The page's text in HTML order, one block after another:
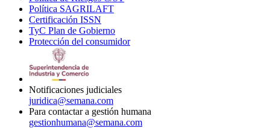
Política SAGRILAFT
new
window
Certificación ISSN
in
new
TyC Plan de Gobierno
in
Protección del consumidorOpens
Notificaciones judiciales
juridica@semana.com
Para contactar a gestión humana
gestionhumana@semana.com